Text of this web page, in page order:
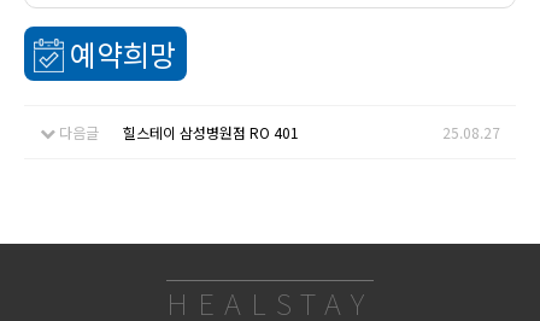
예약희망
다음글 힐스테이 삼성병원점 RO 401 25.08.27
HEALSTAY